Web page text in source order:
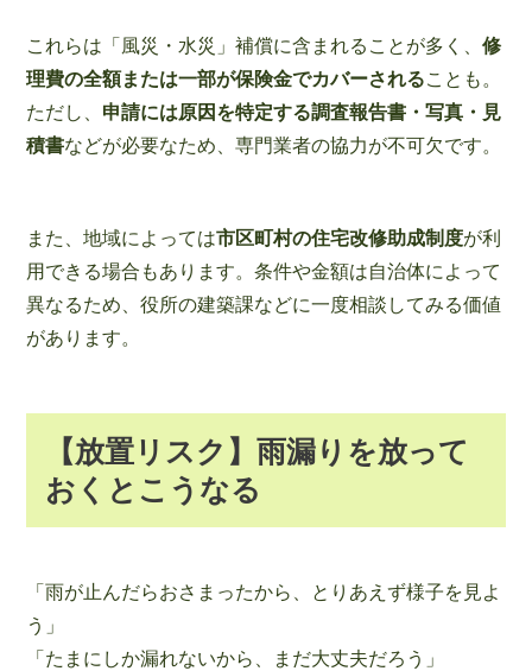
これらは「風災・水災」補償に含まれることが多く、 修
理費の全額または一部が保険金でカバーされることも。
ただし、 申請には原因を特定する調査報告書・写真・見
積書などが必要なため、専門業者の協力が不可欠です。
また、地域によっては市区町村の住宅改修助成制度が利
用できる場合もあります。条件や金額は自治体によって
異なるため、役所の建築課などに一度相談してみる価値
があります。
【放置リスク】雨漏りを放って
おくとこうなる
「雨が止んだらおさまったから、とりあえず様子を見よ
う」
「たまにしか漏れないから、まだ大丈夫だろう」